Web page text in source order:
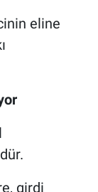
eline
girdi